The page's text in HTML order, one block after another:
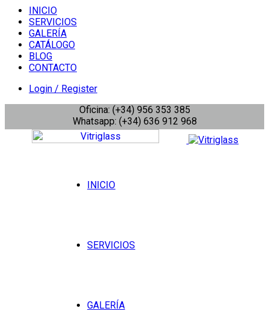
INICIO
SERVICIOS
GALERÍA
CATÁLOGO
BLOG
CONTACTO
Login / Register
Oficina: (+34) 956 353 385
Whatsapp: (+34) 636 912 968
INICIO
SERVICIOS
GALERÍA